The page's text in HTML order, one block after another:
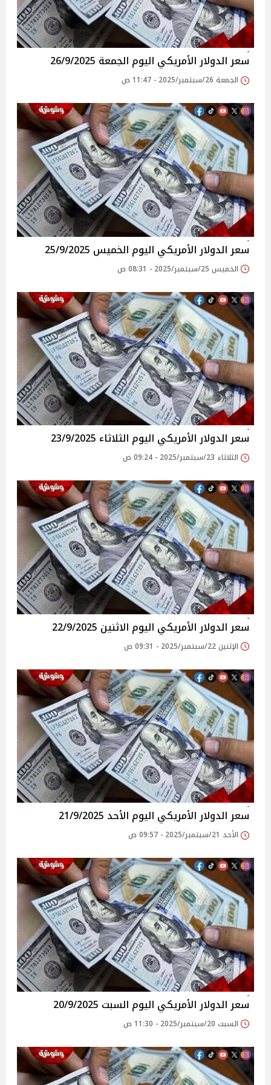
سعر الدولار الأمريكي اليوم الجمعة 26/9/2025
الجمعة 26/سبتمبر/2025 - 11:47 ص
سعر الدولار الأمريكي اليوم الخميس 25/9/2025
الخميس 25/سبتمبر/2025 - 08:31 ص
سعر الدولار الأمريكي اليوم الثلاثاء 23/9/2025
الثلاثاء 23/سبتمبر/2025 - 09:24 ص
سعر الدولار الأمريكي اليوم الاثنين 22/9/2025
الإثنين 22/سبتمبر/2025 - 09:31 ص
سعر الدولار الأمريكي اليوم الأحد 21/9/2025
الأحد 21/سبتمبر/2025 - 09:57 ص
سعر الدولار الأمريكي اليوم السبت 20/9/2025
السبت 20/سبتمبر/2025 - 11:30 ص